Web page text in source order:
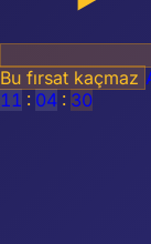
Bu fırsat kaçmaz
11 : 04 : 29